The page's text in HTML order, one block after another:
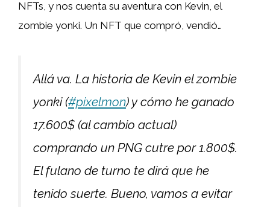
NFTs, y nos cuenta su aventura con Kevin, el
zombie yonki. Un NFT que compró, vendió…
Allá va. La historia de Kevin el zombie
yonki (#pixelmon) y cómo he ganado
17.600$ (al cambio actual)
comprando un PNG cutre por 1.800$.
El fulano de turno te dirá que he
tenido suerte. Bueno, vamos a evitar